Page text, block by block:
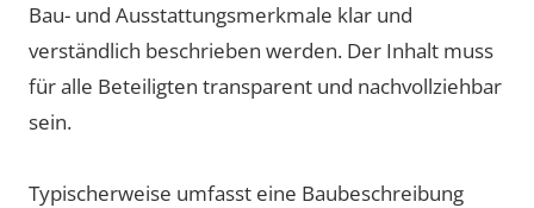
Bau- und Ausstattungsmerkmale klar und
verständlich beschrieben werden. Der Inhalt muss
für alle Beteiligten transparent und nachvollziehbar
sein.
Typischerweise umfasst eine Baubeschreibung